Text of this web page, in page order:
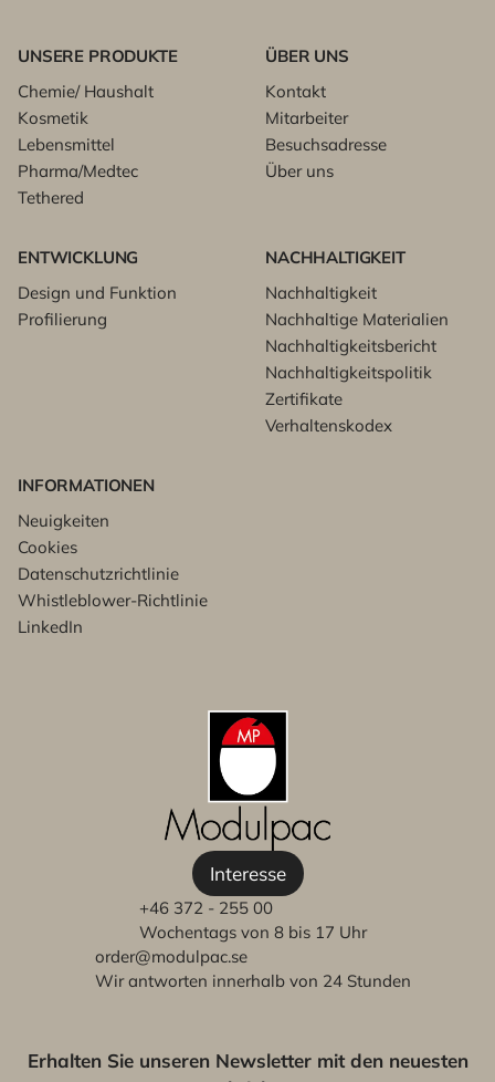
UNSERE PRODUKTE
Chemie/ Haushalt
Kosmetik
Lebensmittel
Pharma/Medtec
Tethered
ÜBER UNS
Kontakt
Mitarbeiter
Besuchsadresse
Über uns
ENTWICKLUNG
Design und Funktion
Profilierung
NACHHALTIGKEIT
Nachhaltigkeit
Nachhaltige Materialien
Nachhaltigkeitsbericht
Nachhaltigkeitspolitik
Zertifikate
Verhaltenskodex
INFORMATIONEN
Neuigkeiten
Cookies
Datenschutzrichtlinie
Whistleblower-Richtlinie
LinkedIn
Interesse
+46 372 - 255 00
Wochentags von 8 bis 17 Uhr
order@modulpac.se
Wir antworten innerhalb von 24 Stunden
Erhalten Sie unseren Newsletter mit den neuesten